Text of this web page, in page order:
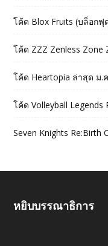
โค้ด Blox Fruits (บล็อกฟุ
โค้ด ZZZ Zenless Zone
โค้ด Heartopia ล่าสุด ม.
โค้ด Volleyball
Seven Knights Re:Birth
หยิบบรรณาธิการ